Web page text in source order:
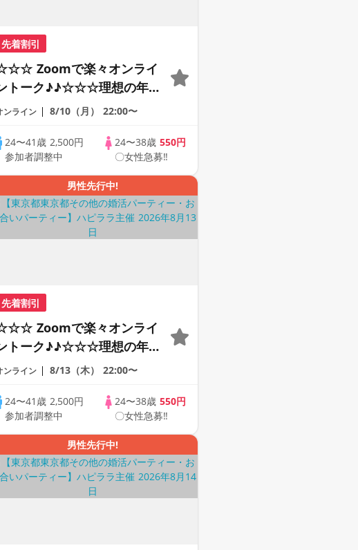
先着割引
Zoomで楽々オンライ
トーク♪♪☆☆☆理想の年の
♪♪ そろそろ・・・素敵な
ルなオンライン婚活☆全国
の方が対象☆司会進行あり♪♪
ンライン 8/10（月） 22:00〜
24〜41歳2,500円
参加者調整中
24〜38歳 550円
〇女性急募‼
男性先行中!
先着割引
Zoomで楽々オンライ
トーク♪♪☆☆☆理想の年の
♪♪ そろそろ・・・素敵な
ルなオンライン婚活☆全国
の方が対象☆司会進行あり♪♪
ンライン 8/13（木） 22:00〜
24〜41歳2,500円
参加者調整中
24〜38歳 550円
〇女性急募‼
男性先行中!